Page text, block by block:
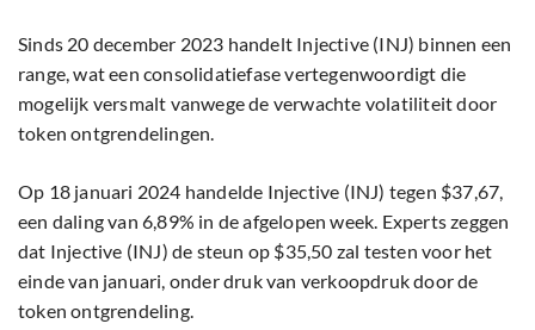
Sinds 20 december 2023 handelt Injective (INJ) binnen een
range, wat een consolidatiefase vertegenwoordigt die
mogelijk versmalt vanwege de verwachte volatiliteit door
token ontgrendelingen.
Op 18 januari 2024 handelde Injective (INJ) tegen $37,67,
een daling van 6,89% in de afgelopen week. Experts zeggen
dat Injective (INJ) de steun op $35,50 zal testen voor het
einde van januari, onder druk van verkoopdruk door de
token ontgrendeling.